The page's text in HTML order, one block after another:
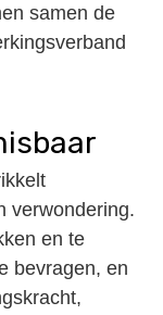
samen de
verwondering.
en te
bevragen, en